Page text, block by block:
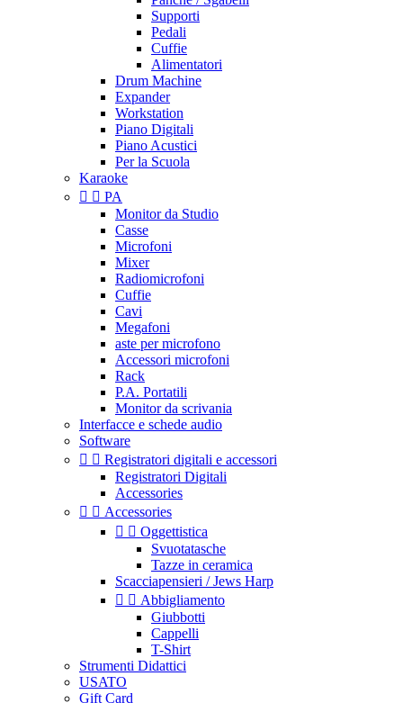
Supporti
Pedali
Cuffie
Alimentatori
Drum Machine
Expander
Workstation
Piano Digitali
Piano Acustici
Per la Scuola
Karaoke
  PA
Monitor da Studio
Casse
Microfoni
Mixer
Radiomicrofoni
Cuffie
Cavi
Megafoni
aste per microfono
Accessori microfoni
Rack
P.A. Portatili
Monitor da scrivania
Interfacce e schede audio
Software
  Registratori digitali e accessori
Registratori Digitali
Accessories
  Accessories
  Oggettistica
Svuotatasche
Tazze in ceramica
Scacciapensieri / Jews Harp
  Abbigliamento
Giubbotti
Cappelli
T-Shirt
Strumenti Didattici
USATO
Gift Card